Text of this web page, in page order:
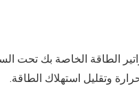
الطاقة الخاصة بك تحت
وتقليل استهلاك الطاقة.